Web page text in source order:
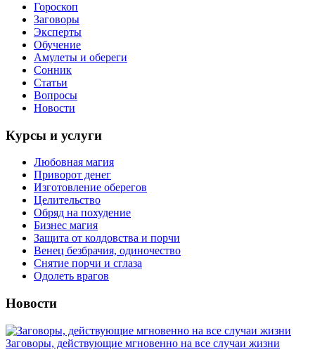
Гороскоп
Заговоры
Эксперты
Обучение
Амулеты и обереги
Сонник
Статьи
Вопросы
Новости
Курсы и услуги
Любовная магия
Приворот денег
Изготовление оберегов
Целительство
Обряд на похудение
Бизнес магия
Защита от колдовства и порчи
Венец безбрачия, одиночество
Снятие порчи и сглаза
Одолеть врагов
Новости
Заговоры, действующие мгновенно на все случаи жизни